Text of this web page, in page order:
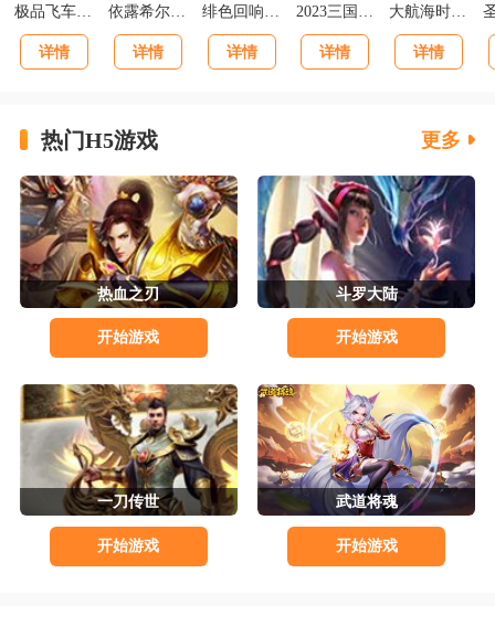
详情
依露希尔星晓官方正版
详情 详情 详情 详情
热门H5游戏 更多
热血之刃
开始游戏
斗罗大陆
开始游戏
一刀传世
开始游戏
武道将魂
开始游戏